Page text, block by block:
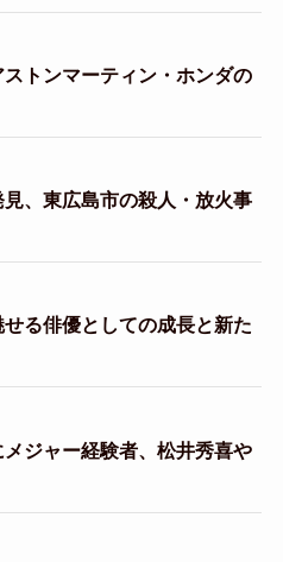
トンマーティン・ホンダの
、東広島市の殺人・放火事
る俳優としての成長と新た
ジャー経験者、松井秀喜や